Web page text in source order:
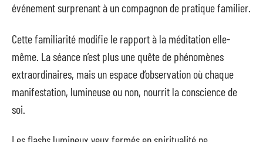
événement surprenant à un compagnon de pratique familier.
Cette familiarité modifie le rapport à la méditation elle-
même. La séance n’est plus une quête de phénomènes
extraordinaires, mais un espace d’observation où chaque
manifestation, lumineuse ou non, nourrit la conscience de
soi.